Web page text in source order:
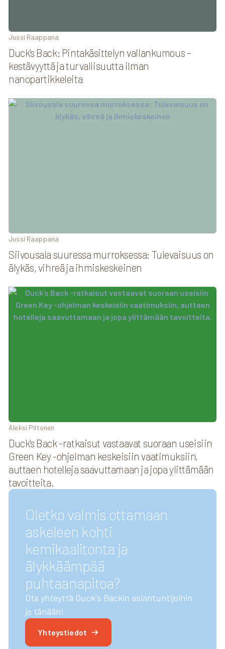
Duck’s Back: Pintakäsittelyn vallankumous –
kestävyyttä ja turvallisuutta ilman
nanopartikkeleita
Jussi Raappana
Siivousala suuressa murroksessa: Tulevaisuus on
älykäs, vihreä ja ihmiskeskeinen
Jussi Raappana
Duck’s Back -ratkaisut vastaavat suoraan useisiin
Green Key -ohjelman keskeisiin vaatimuksiin,
auttaen hotelleja saavuttamaan ja jopa ylittämään
tavoitteita.
Aleksi Piltonen
Oletko valmis ottamaan
askeleen kohti
kemikaalitonta ja
älykkäämpää
puhtaanapitoa?
Ota yhteyttä Duck's Backin asiantuntijoihin
jo tänään!
Yhteystiedot